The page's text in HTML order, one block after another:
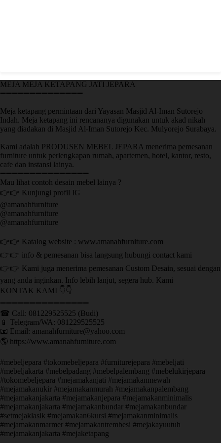
MEJA MEJA KETAPANG JATI JEPARA
➖➖➖➖➖➖➖➖➖➖➖➖➖➖
Meja ketapang permintaan dari Yayasan Masjid Al-Iman Sutorejo
Indah. Meja ketapang ini rencananya digunakan untuk akad nikah
yang diadakan di Masjid Al-Iman Sutorejo Kec. Mulyorejo Surabaya.
Kami adalah PRODUSEN MEBEL JEPARA menerima pemesanan
furniture untuk perlengkapan rumah, apartemen, hotel, kantor, resto,
cafe dan instansi lainya.
➖➖➖➖➖➖➖➖➖➖➖➖➖➖➖
Mau lihat contoh desain mebel lainya ?
👉👉 Kunjungi profil IG
@amanahfurniture
@amanahfurniture
@amanahfurniture
👉👉 Katalog website : www.amanahfurniture.com
👉👉 info & pemesanan bisa langsung hubungi contact kami
👉👉 Kami juga menerima pemesanan Custom Desain, sesuai dengan
yang anda inginkan. Info lebih lanjut, segera hub. Kami
KONTAK KAMI 👇👇
➖➖➖➖➖➖➖➖➖➖➖➖➖➖➖ ㅤ
☎ Call: 081229525525 (Budi)
📱 Telegram/WA: 081229525525
📧 Email: amanahfurniture@yahoo.com
🌎 https://www.amanahfurniture.com
#mebeljepara #tokomebeljepara #furniturejepara #mebeljati
#mebeljakarta #mebelpadang #mebelpalembang #mebelukirjepara
#tokomebeljepara #mejamakanjati #mejamakanmewah
#mejamakanukir #mejamakanmurah #mejamakanpalembang
#mejamakanjakarta #mejamakanjepara #mejamakanminimalis
#mejamakanjakarta #mejamakanbundar #mejamakanbundar
#setmejaklasik #mejamakan6kursi #mejamakanminimalis
#mejamakanmarmer #mejamakantrembesi #mejakayuutuh
#mejamakanjakarta #mejaketapang